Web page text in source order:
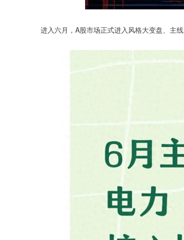
进入六月，A股市场正式进入风格大变盘、主
深证成指 14110.12